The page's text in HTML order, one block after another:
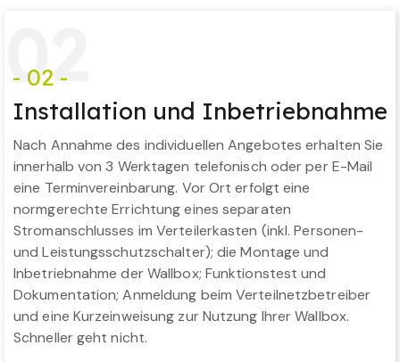
02
- 02 -
Installation und Inbetriebnahme
Nach Annahme des individuellen Angebotes erhalten Sie
innerhalb von 3 Werktagen telefonisch oder per E-Mail
eine Terminvereinbarung. Vor Ort erfolgt eine
normgerechte Errichtung eines separaten
Stromanschlusses im Verteilerkasten (inkl. Personen-
und Leistungsschutzschalter); die Montage und
Inbetriebnahme der Wallbox; Funktionstest und
Dokumentation; Anmeldung beim Verteilnetzbetreiber
und eine Kurzeinweisung zur Nutzung Ihrer Wallbox.
Schneller geht nicht.